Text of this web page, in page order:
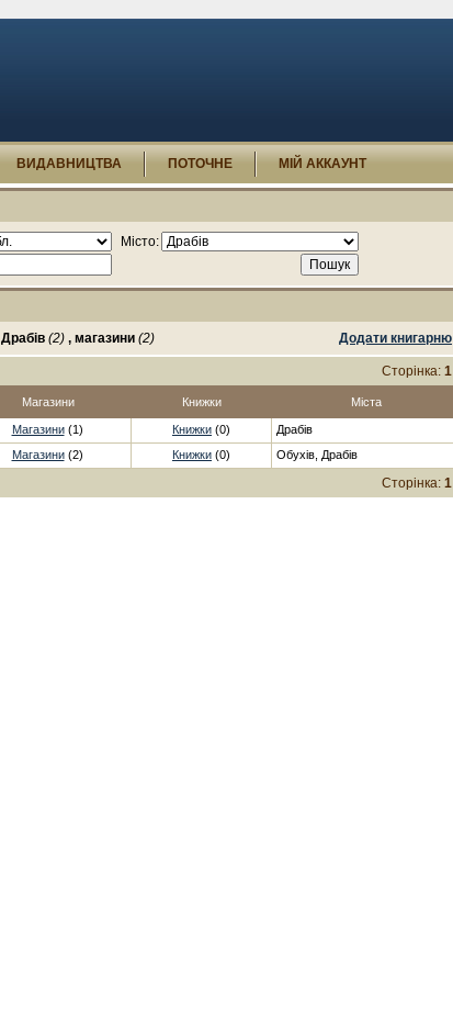
ВИДАВНИЦТВА ПОТОЧНЕ МІЙ АККАУНТ
Місто:
Драбів (2) , магазини (2) Додати книгарню
Сторінка: 1
Магазини Книжки Міста
Магазини(1) Книжки (0) Драбів
Магазини(2) Книжки (0) Обухів, Драбів
Сторінка: 1